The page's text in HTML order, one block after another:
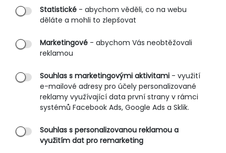
Statistické - abychom věděli, co na webu
děláte a mohli to zlepšovat
Marketingové - abychom Vás neobtěžovali
reklamou
Souhlas s marketingovými aktivitami - využití
e-mailové adresy pro účely personalizované
reklamy využívající data první strany v rámci
systémů Facebook Ads, Google Ads a Sklik.
Souhlas s personalizovanou reklamou a
využitím dat pro remarketing
B2B vstup
PRŮVODCE NAKUPOVÁNÍM
Obchodní podmínky
Rozměrové tabulky
Způsoby doručení
Ochrana osobních údajů
SLUŽBY ZÁKAZNÍKŮM